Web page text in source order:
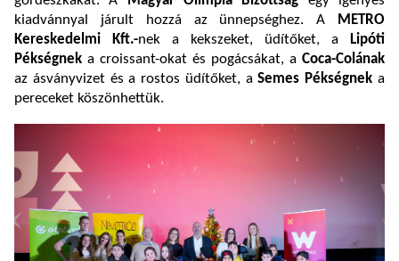
kiadvánnyal járult hozzá az ünnepséghez. A
METRO
Kereskedelmi Kft.-nek a kekszeket, üdítőket, a Lipóti
Pékségnek a croissant-okat és pogácsákat, a Coca-Colának
az ásványvizet és a rostos üdítőket, aSemes Pékségnek a
pereceket köszönhettük.